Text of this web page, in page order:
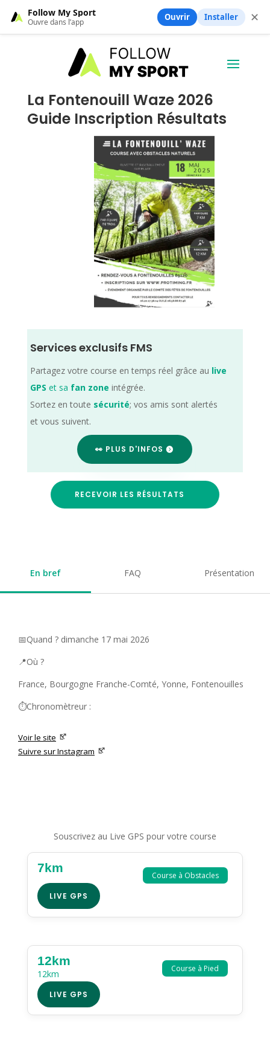
La Fontenouill Waze 2026
Guide Inscription Résultats
Services exclusifs FMS
Partagez votre course en temps réel grâce au live
GPS et sa fan zone intégrée.
Sortez en toute sécurité; vos amis sont alertés
et vous suivent.
👀 PLUS D'INFOS
RECEVOIR LES RÉSULTATS
En bref FAQ Présentation
📅Quand ? dimanche 17 mai 2026
📍Où ?
France, Bourgogne Franche-Comté, Yonne, Fontenouilles
⏱️Chronomètreur :
Voir le site
Suivre sur Instagram
Souscrivez au Live GPS pour votre course
Course à Obstacles
7km
LIVE GPS
Course à Pied
12km
12km
LIVE GPS
Follow My Sport
Ouvre dans l’app Ouvrir Installer ✕